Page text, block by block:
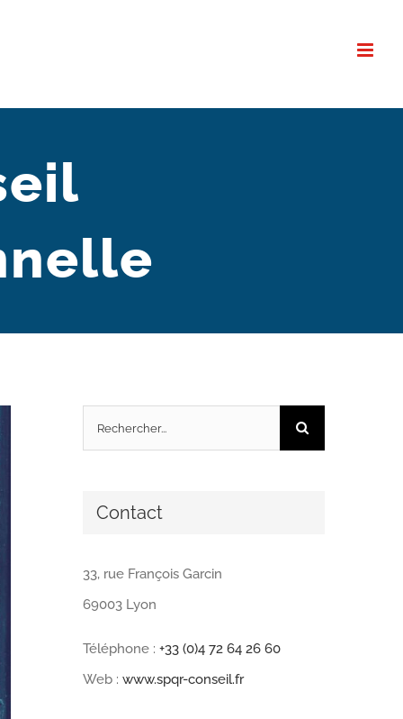
Rechercher:
Contact
33, rue François Garcin
69003 Lyon
Téléphone : +33 (0)4 72 64 26 60
Web : www.spqr-conseil.fr